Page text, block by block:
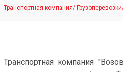
Транспортная компания/ Грузоперевозки
Транспортная компания